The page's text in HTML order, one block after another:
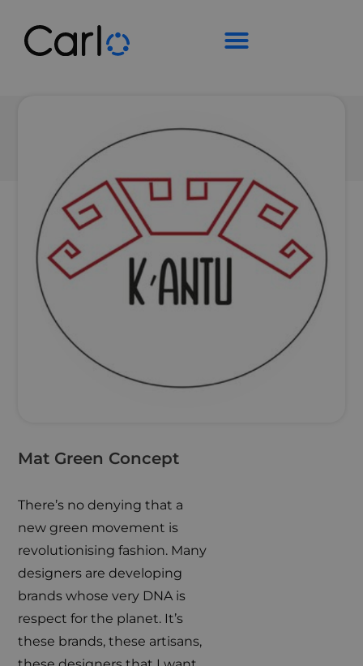
Mat Green Concept
There’s no denying that a
new green movement is
revolutionising fashion. Many
designers are developing
brands whose very DNA is
respect for the planet. It’s
these brands, these artisans,